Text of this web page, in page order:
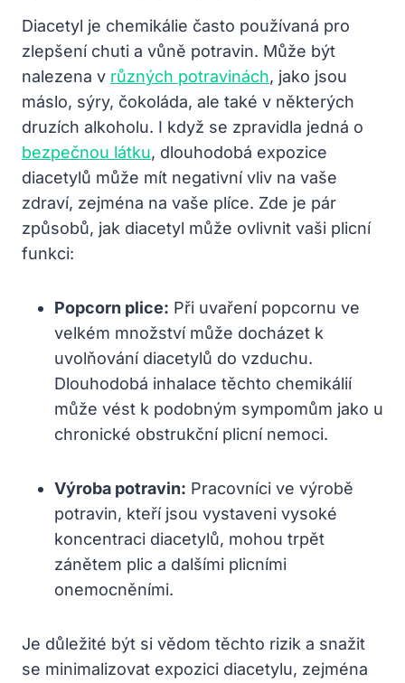
Diacetyl je chemikálie často používaná pro
zlepšení chuti a vůně potravin. Může být
nalezena v různých potravinách, jako jsou
máslo, sýry, čokoláda, ale také v některých
druzích alkoholu. I když se zpravidla jedná o
bezpečnou látku, dlouhodobá expozice
diacetylů může mít negativní vliv na vaše
zdraví, zejména na vaše plíce. Zde je pár
způsobů, jak diacetyl může ovlivnit vaši plicní
funkci:
Popcorn plice: Při uvaření popcornu ve
velkém množství může docházet k
uvolňování diacetylů do vzduchu.
Dlouhodobá inhalace těchto chemikálií
může vést k podobným sympomům jako u
chronické obstrukční plicní nemoci.
Výroba potravin: Pracovníci ve výrobě
potravin, kteří jsou vystaveni vysoké
koncentraci diacetylů, mohou trpět
zánětem plic a dalšími plicními
onemocněními.
Je důležité být si vědom těchto rizik a snažit
se minimalizovat expozici diacetylu, zejména